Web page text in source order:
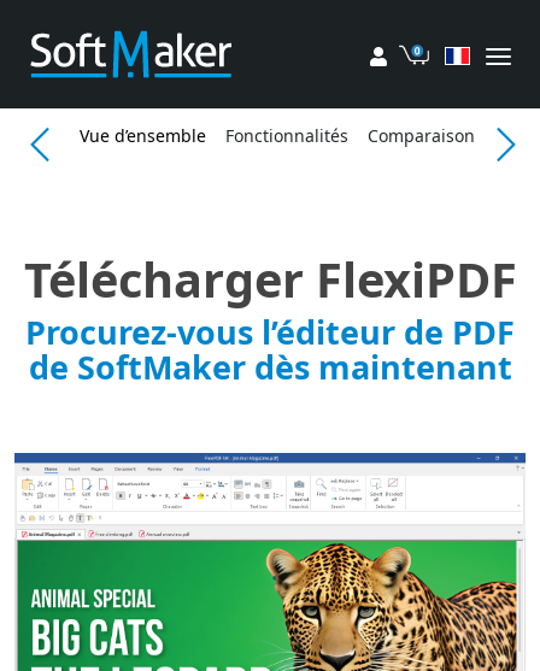
Mon compte
Panier
Vue d’ensemble Fonctionnalités Comparaison
Télécharger FlexiPDF
Procurez-vous l’éditeur de PDF
de SoftMaker dès maintenant